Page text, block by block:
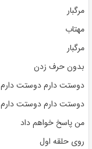
مرگبار
مهتاب
مرگبار
بدون حرف زدن
دوستت دارم دوستت دارم
دوستت دارم دوستت دارم
من پاسخ خواهم داد
روی حلقه اول